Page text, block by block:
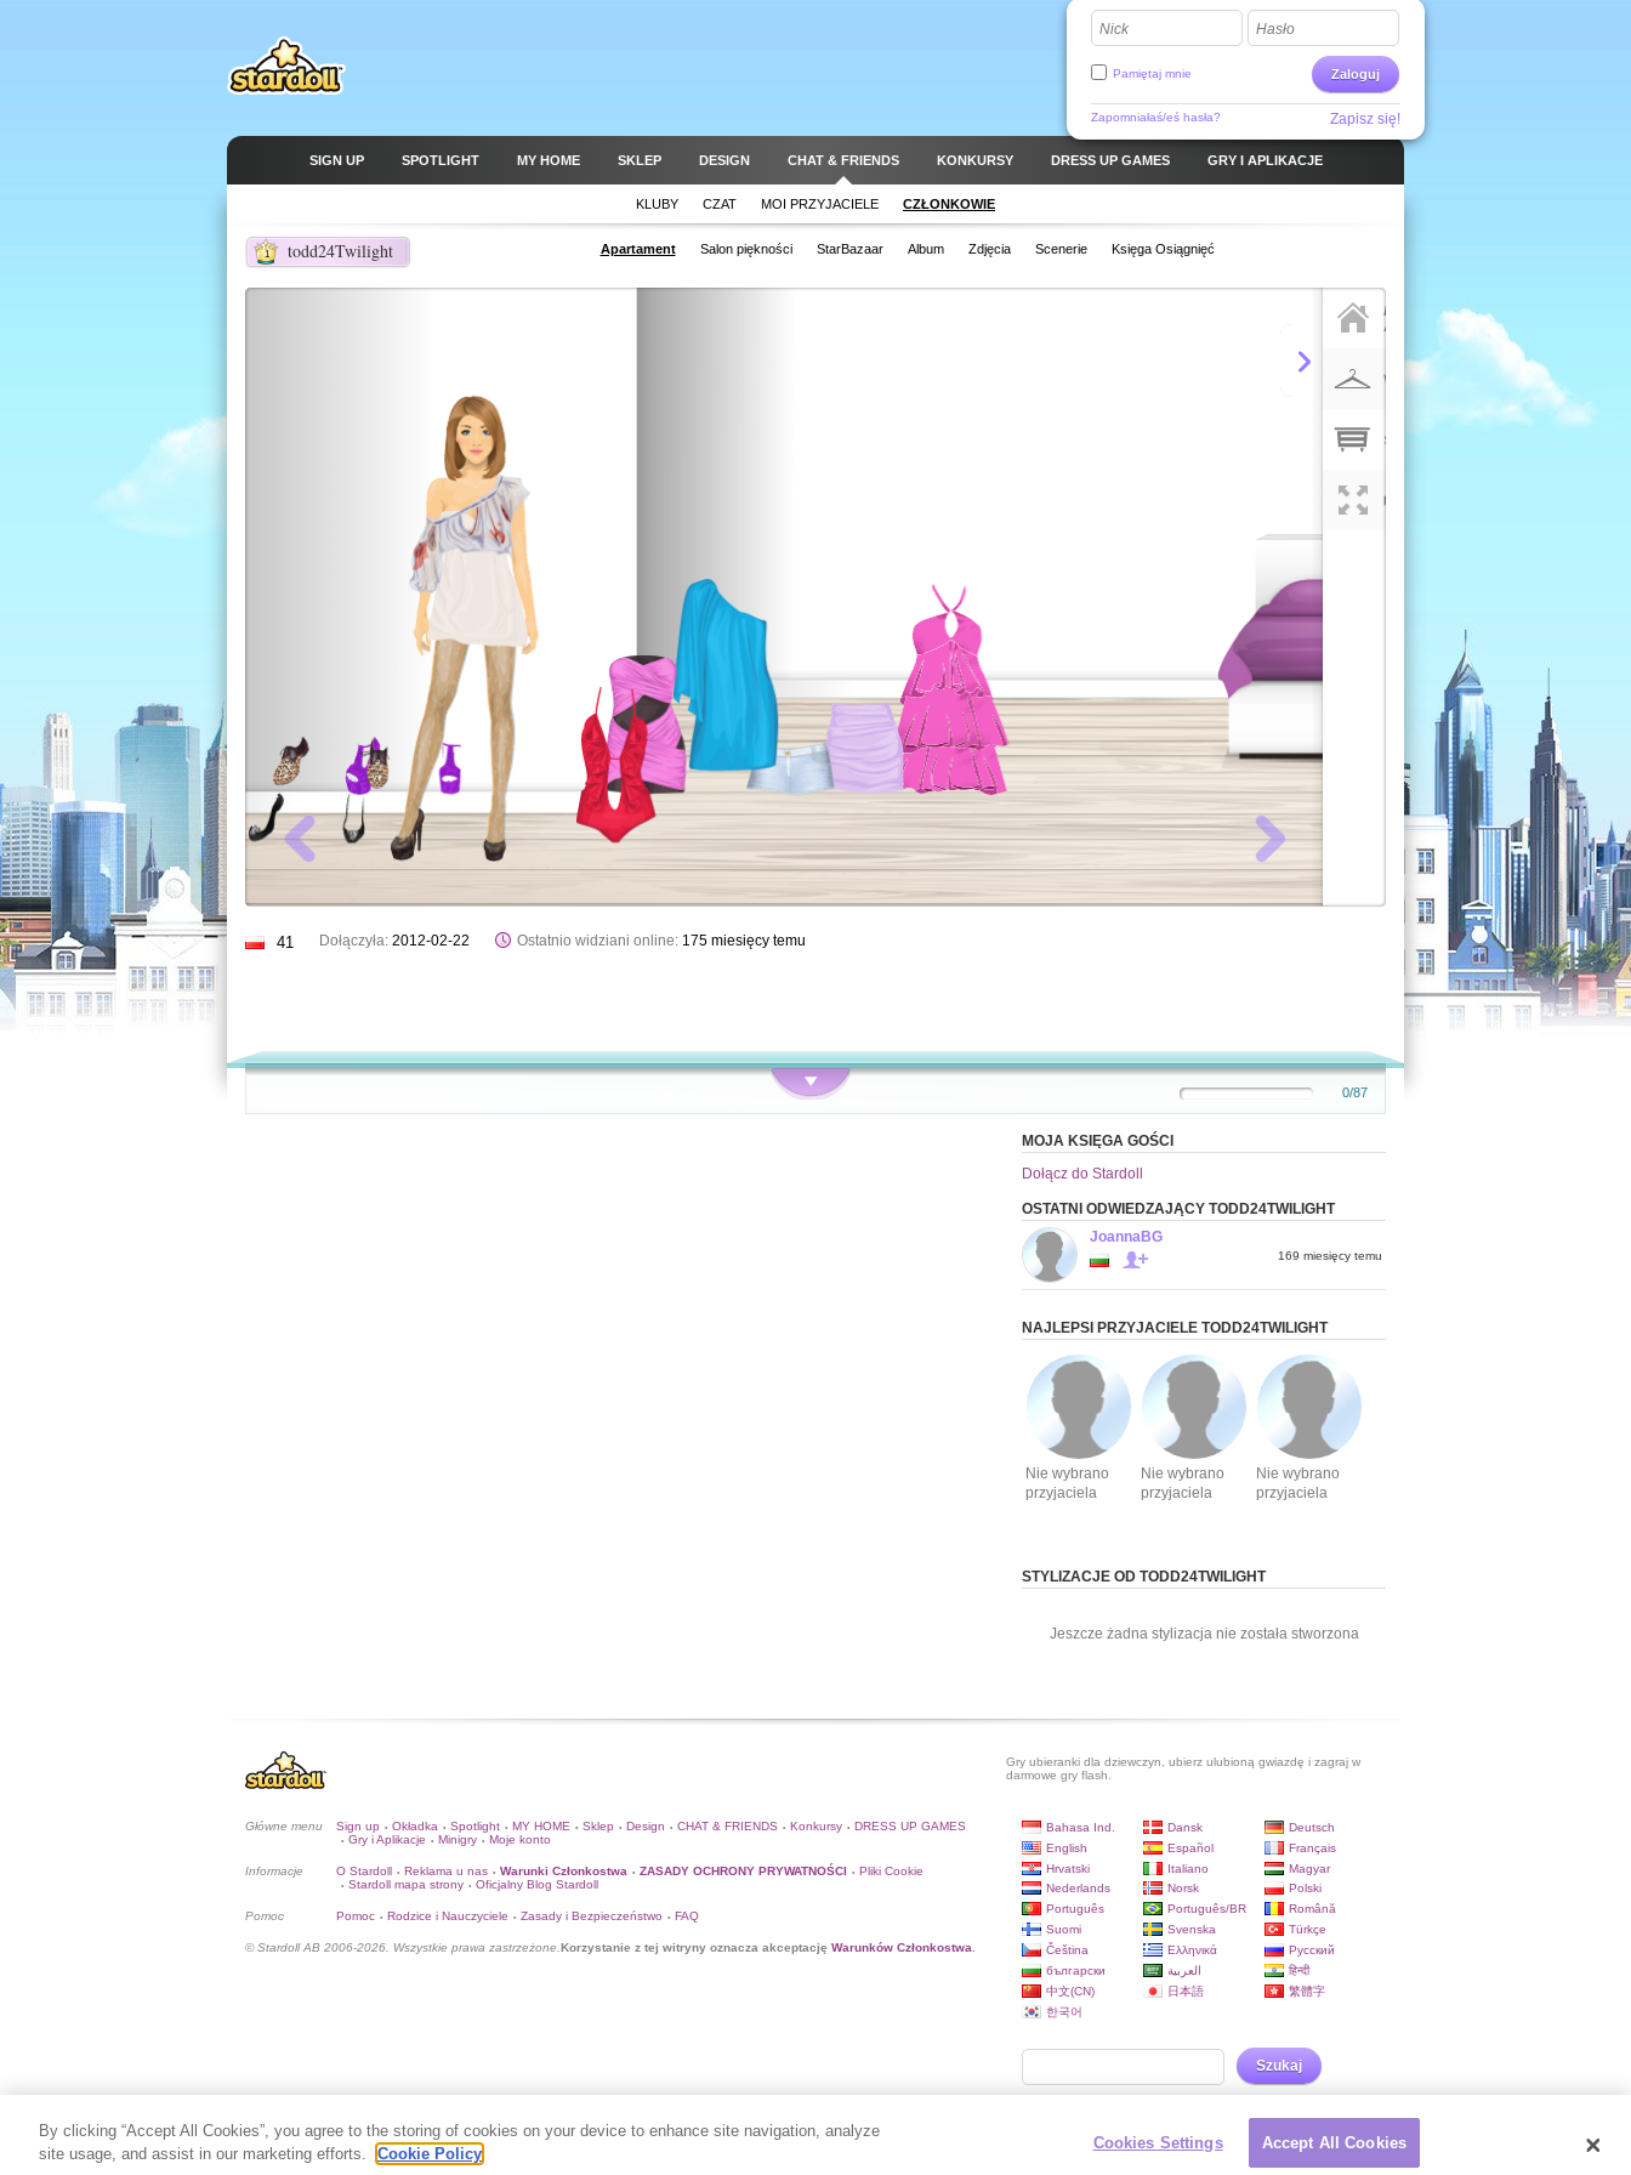
Nick Hasło
Zaloguj
Pamiętaj mnie
Zapomniałaś/eś hasła? Zapisz się!
SIGN UP SPOTLIGHT MY HOME SKLEP DESIGN CHAT & FRIENDS KONKURSY DRESS UP GAMES GRY I APLIKACJE
KLUBY CZAT MOI PRZYJACIELE CZŁONKOWIE
todd24Twilight
1 Apartament Salon piękności StarBazaar Album Zdjęcia Scenerie Księga Osiągnięć
41 Dołączyła: 2012-02-22 Ostatnio widziani online: 175 miesięcy temu
0/87
MOJA KSIĘGA GOŚCI
Dołącz do Stardoll
OSTATNI ODWIEDZAJĄCY TODD24TWILIGHT
JoannaBG
169 miesięcy temu
NAJLEPSI PRZYJACIELE TODD24TWILIGHT
Nie wybrano
przyjaciela
Nie wybrano
przyjaciela
Nie wybrano
przyjaciela
STYLIZACJE OD TODD24TWILIGHT
Jeszcze żadna stylizacja nie została stworzona
Gry ubieranki dla dziewczyn, ubierz ulubioną gwiazdę i zagraj w
darmowe gry flash.
Główne menu Sign up • Okładka • Spotlight • MY HOME • Sklep • Design • CHAT & FRIENDS • Konkursy • DRESS UP GAMES
• Gry i Aplikacje • Minigry • Moje konto
Informacje O Stardoll • Reklama u nas • Warunki Członkostwa • ZASADY OCHRONY PRYWATNOŚCI • Pliki Cookie
• Stardoll mapa strony • Oficjalny Blog Stardoll
Pomoc Pomoc • Rodzice i Nauczyciele • Zasady i Bezpieczeństwo • FAQ
© Stardoll AB 2006-2026. Wszystkie prawa zastrzeżone. Korzystanie z tej witryny oznacza akceptację Warunków Członkostwa
Bahasa Ind. Dansk
Deutsch
English
Español
Français
Hrvatski
Italiano
Magyar
Nederlands
Norsk
Polski
Português
Português/BR
Română
Suomi
Svenska
Türkçe
Čeština
Ελληνικά
Русский
български
العربية
हिन्दी
中文(CN)
日本語
繁體字
한국어
Szukaj
By clicking “Accept All Cookies”, you agree to the storing of cookies on your device to enhance site navigation, analyze
site usage, and assist in our marketing efforts.
Cookie Policy
Cookies Settings Accept All Cookies